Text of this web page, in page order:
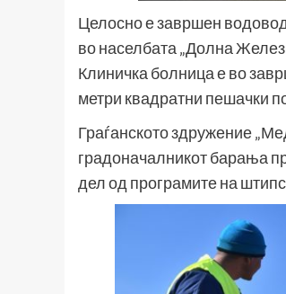
Целосно е завршен
во населбата „Долна
Клиничка болница е во
метри квадратни пешачки
Граѓанското здружение
градоначалникот барања
дел од програмите на